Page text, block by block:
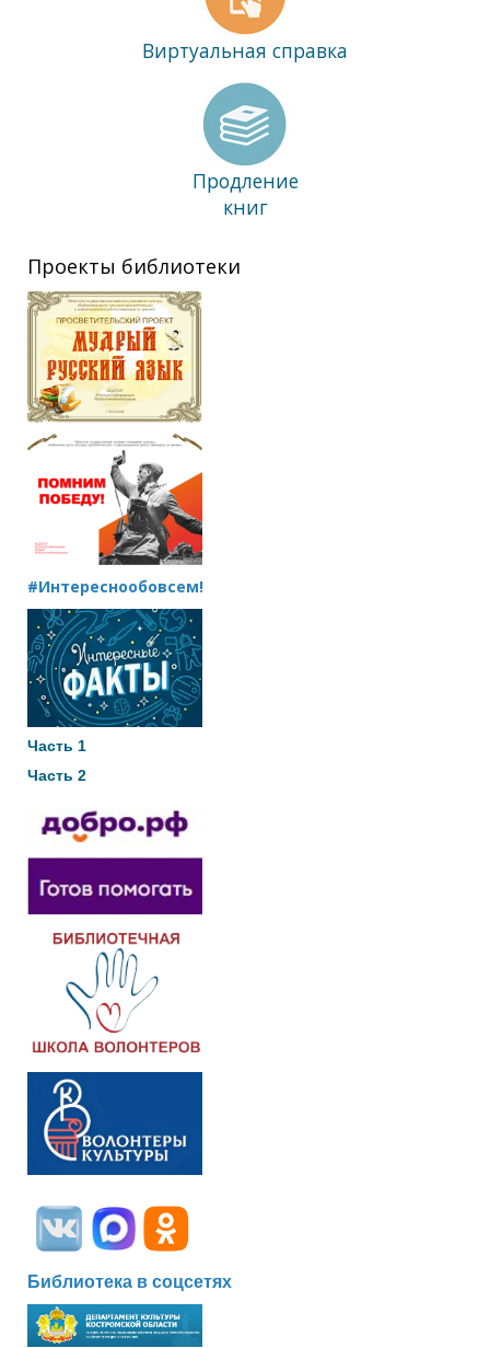
Виртуальная справка
Продление
книг
Проекты библиотеки
#Интереснообовсем!
Часть 1
Часть 2
Библиотека в соцсетях